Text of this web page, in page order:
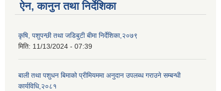
ऐन, कानुन तथा निर्देशिका
कृषि, पशुपन्छी तथा जडिबुटी बीमा निर्देशिका,२०७९
मिति: 11/13/2024 - 07:39
बाली तथा पशुधन बिमाको प्रीमियममा अनुदान उपलब्ध गराउने सम्बन्धी
कार्यविधि,२०८१